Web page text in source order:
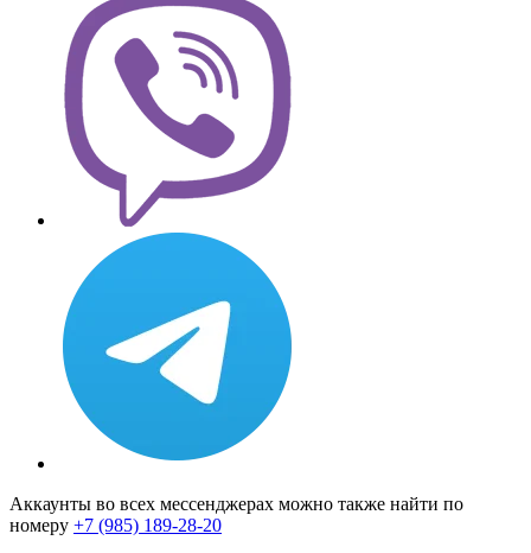
Аккаунты во всех мессенджерах можно также найти по
номеру +7 (985) 189-28-20